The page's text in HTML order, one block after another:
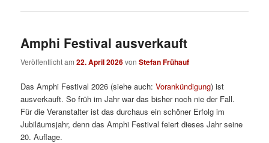
Amphi Festival ausverkauft
Veröffentlicht am22. April 2026vonStefan Frühauf
Das Amphi Festival 2026 (siehe auch:Vorankündigung) ist
ausverkauft. So früh im Jahr war das bisher noch nie der Fall.
Für die Veranstalter ist das durchaus ein schöner Erfolg im
Jubiläumsjahr, denn das Amphi Festival feiert dieses Jahr seine
20. Auflage.